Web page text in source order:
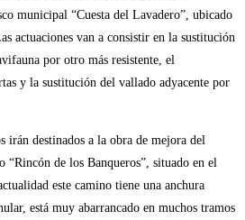
municipal “Cuesta del Lavadero”, ubicado
actuaciones van a consistir en la sustitución
por otro más resistente, el
y la sustitución del vallado adyacente por
irán destinados a la obra de mejora del
de los Banqueros”, situado en el
este camino tiene una anchura
está muy abarrancado en muchos tramos